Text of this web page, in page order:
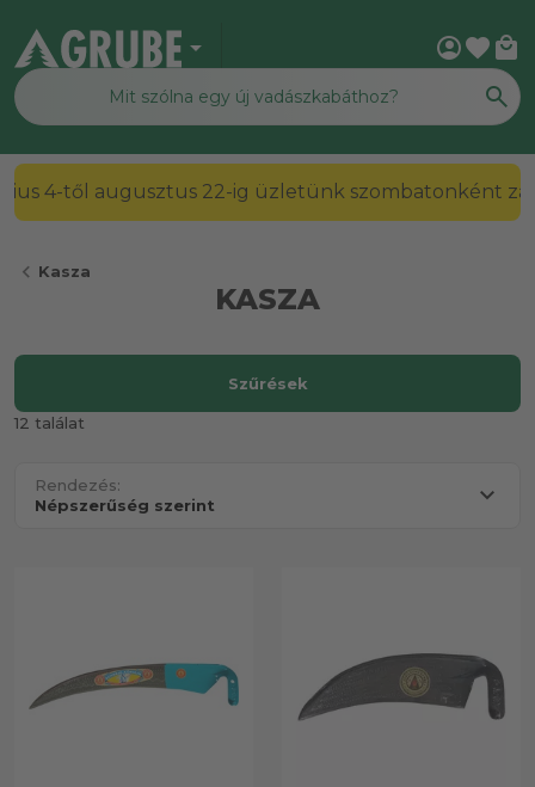
arrow_drop_down account_circlefavorite local_mall
2026. július 4-től augusztus 22-ig üzletünk
chevron_left Kasza
KASZA
12 találat
Rendezés:
Szűrések